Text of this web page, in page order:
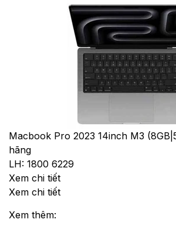
Macbook Pro 2023 14inch M3
hãng
LH: 1800 6229
Xem chi tiết
Xem chi tiết
Xem thêm: